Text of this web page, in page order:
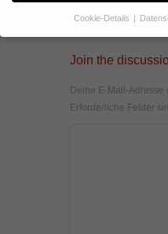
Join the
Deine E-Mail-Adresse
Erforderliche Felder
Cookie-Details
Wenn Sie unter 16 Jahre alt
Erziehungsberechtigten um
Wir verwenden Cookies und